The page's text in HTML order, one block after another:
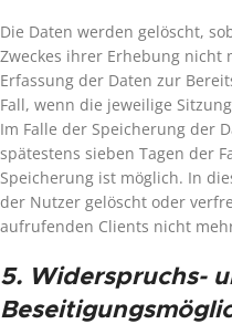
Die Daten werden gelöscht,
Zweckes ihrer Erhebung
Erfassung der Daten zur
Fall, wenn die jeweilige
Im Falle der Speicherung der
spätestens sieben Tagen der
Speicherung ist möglich. In
der Nutzer gelöscht oder
aufrufenden Clients nicht
5. Widerspruchs-